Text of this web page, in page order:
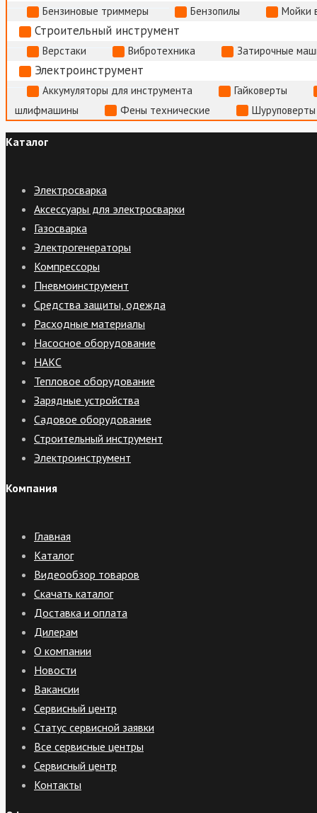
Бензиновые триммеры Бензопилы Мойки
Строительный инструмент
Верстаки Вибротехника Затирочные
Электроинструмент
Аккумуляторы для инструмента
Гайковерты
шлифмашины
Фены технические
Каталог
Электросварка
Аксессуары для электросварки
Газосварка
Электрогенераторы
Компрессоры
Пневмоинструмент
Средства защиты, одежда
Расходные материалы
Насосное оборудование
НАКС
Тепловое оборудование
Зарядные устройства
Садовое оборудование
Строительный инструмент
Электроинструмент
Компания
Главная
Каталог
Видеообзор товаров
Скачать каталог
Доставка и оплата
Дилерам
О компании
Новости
Вакансии
Сервисный центр
Статус сервисной заявки
Все сервисные центры
Сервисный центр
Контакты